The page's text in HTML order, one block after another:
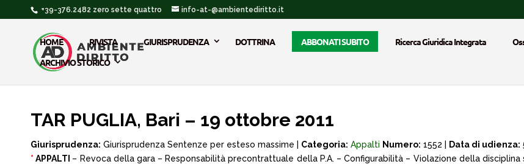
+39-376.2482 zero sette quattro info-at-@ambientediritto.it
HOME RIVISTA GIURISPRUDENZA DOTTRINA ABBONATI SUBITO Ricerca Giuridica Integrata
ARCHIVIO STORICO
TAR PUGLIA, Bari – 19 ottobre 2011
Giurisprudenza: Giurisprudenza Sentenze per esteso massime | Categoria: Appalti Numero: 1552 | Data di udienza:
* APPALTI – Revoca della gara – Responsabilità precontrattuale della P.A. – Configurabilità – Violazione della